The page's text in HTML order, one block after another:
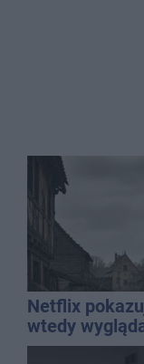
Netflix
wtedy